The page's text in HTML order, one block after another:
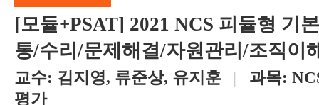
[모듈+PSAT] 2021 NCS 피듈형 기
통/수리/문제해결/자원관리/조직이
교수: 김지영, 류준상, 유지훈 | 과목:
평가